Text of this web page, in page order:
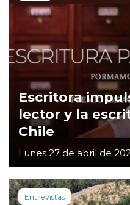
Escritora
lector y la
Chile
Lunes 27 de abril de
Entrevistas